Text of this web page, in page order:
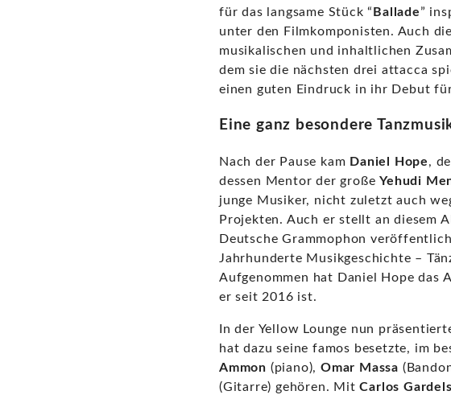
für das langsame Stück “ Ballade”
unter den Filmkomponisten. Auch
musikalischen und inhaltlichen
dem sie die nächsten drei attacca
einen guten Eindruck in ihr Debut
Eine ganz besondere
Nach der Pause kam Daniel Hope,
dessen Mentor der großeYehudi
junge Musiker, nicht zuletzt auch
Projekten. Auch er stellt an diesem
Deutsche Grammophon
Jahrhunderte Musikgeschichte –
Aufgenommen hat Daniel Hope das
er seit 2016 ist.
In der Yellow Lounge nun
hat dazu seine famos besetzte, im
Ammon (piano), Omar Massa
(Gitarre) gehören. MitCarlos Gardels